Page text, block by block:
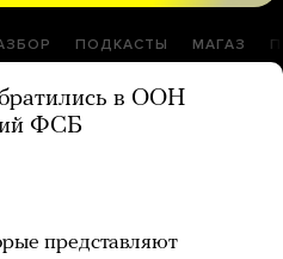
ПОДКАСТЫ МАГАЗ
в ООН
ФСБ
представляют